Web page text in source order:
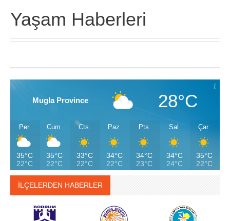
Yaşam Haberleri
Mugla Province 28°C
Per
35°C
22°C
Cum
35°C
22°C
Cts
33°C
22°C
Paz
34°C
22°C
Pts
34°C
23°C
Sal
34°C
24°C
Çar
35°C
22°C
İLÇELERDEN HABERLER